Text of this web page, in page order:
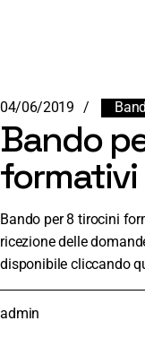
04/06/2019
Bando
formativi
Bando per 8 tirocini
ricezione delle
disponibile cliccando
admin